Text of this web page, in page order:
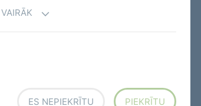
Tessera ieklāšanas
PAKLĀJFLĪŽU IEKLĀŠANAS
VAIRĀK
ES NEPIEKRĪTU PIEKRĪTU